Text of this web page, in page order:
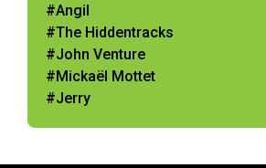
#Angil
#The Hiddentracks
#John Venture
#Mickaël Mottet
#Jerry